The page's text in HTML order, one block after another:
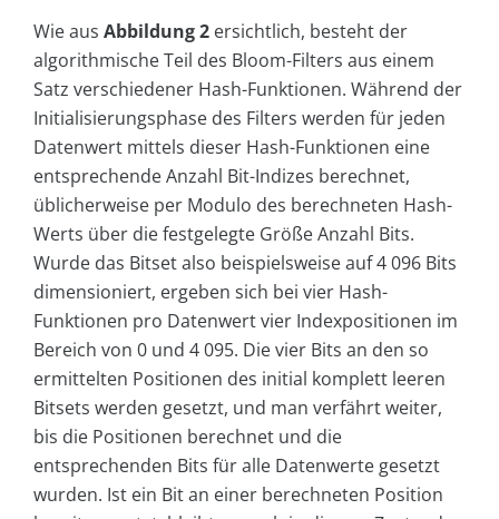
Wie aus Abbildung 2 ersichtlich, besteht der
algorithmische Teil des Bloom-Filters aus einem
Satz verschiedener Hash-Funktionen. Während der
Initialisierungsphase des Filters werden für jeden
Datenwert mittels dieser Hash-Funktionen eine
entsprechende Anzahl Bit-Indizes berechnet,
üblicherweise per Modulo des berechneten Hash-
Werts über die festgelegte Größe Anzahl Bits.
Wurde das Bitset also beispielsweise auf 4 096 Bits
dimensioniert, ergeben sich bei vier Hash-
Funktionen pro Datenwert vier Indexpositionen im
Bereich von 0 und 4 095. Die vier Bits an den so
ermittelten Positionen des initial komplett leeren
Bitsets werden gesetzt, und man verfährt weiter,
bis die Positionen berechnet und die
entsprechenden Bits für alle Datenwerte gesetzt
wurden. Ist ein Bit an einer berechneten Position